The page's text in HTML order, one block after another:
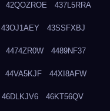
42QOZROE 437L5RRA
43OJ1AEY 43SSFXBJ
4474ZR0W 4489NF37
44VA5KJF 44XI8AFW
46DLKJV6 46KT56QV